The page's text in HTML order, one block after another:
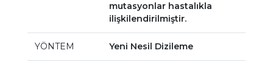
mutasyonlar hastalıkla
ilişkilendirilmiştir.
YÖNTEM Yeni Nesil Dizileme